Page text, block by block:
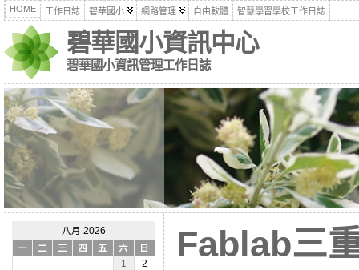
HOME 工作日誌 碧華國小 網路管理 自由軟體 智慧學習學校工作日誌
碧華國小資訊中心
碧華國小資訊管理工作日誌
八月 2026
一
二 三 四 五 六
日
1
2
Fablab三